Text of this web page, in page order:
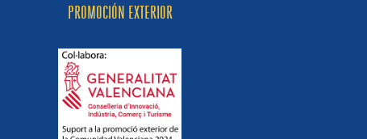
PROMOCIÓN EXTERIOR